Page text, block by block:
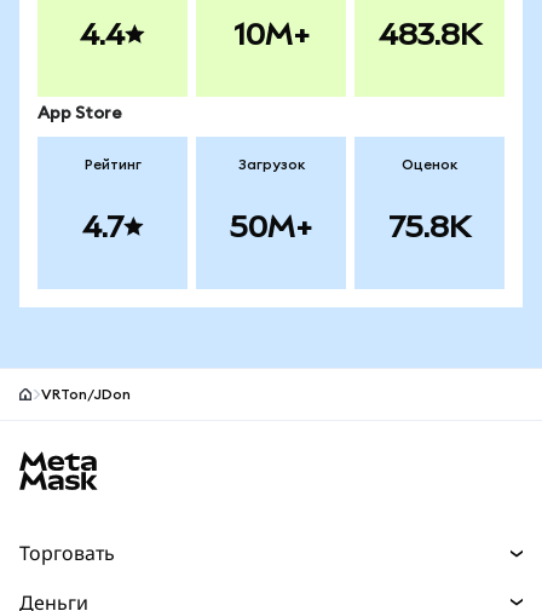
4.4 10M+ 483.8K
App Store
Рейтинг
4.7
Загрузок
50M+
Оценок
75.8K
VRTon/JDon
Торговать
Деньги